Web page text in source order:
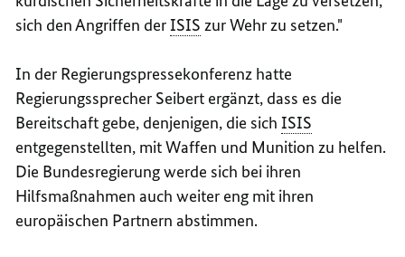
sich den Angriffen der ISIS zur Wehr zu setzen."
In der Regierungspressekonferenz hatte
Regierungssprecher Seibert ergänzt, dass es die
Bereitschaft gebe, denjenigen, die sich ISIS
entgegenstellten, mit Waffen und Munition zu helfen.
Die Bundesregierung werde sich bei ihren
Hilfsmaßnahmen auch weiter eng mit ihren
europäischen Partnern abstimmen.